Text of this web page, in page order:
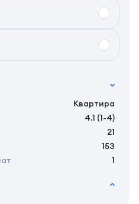
Квартира
4.1 (1-4)
21
153
1